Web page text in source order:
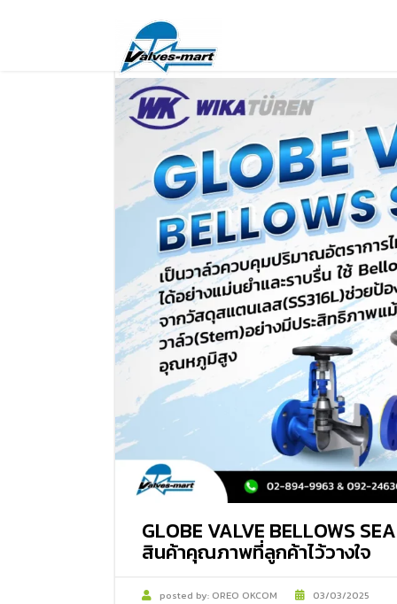
GLOBE VALVE BELLOWS
สินค้าคุณภาพที่ลูกค้าไว้วางใจ
posted by: OREO OKCOM 03/03/2025